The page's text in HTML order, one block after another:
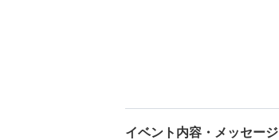
イベント内容・メッセージ